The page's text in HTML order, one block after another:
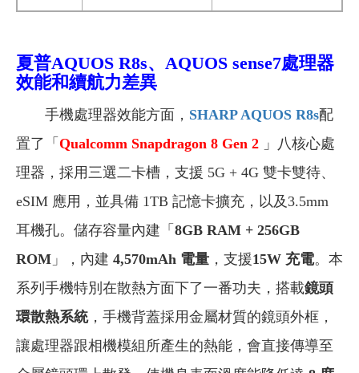
夏普AQUOS R8s、AQUOS sense7處理器
效能和續航力差異
手機處理器效能方面， SHARP AQUOS R8s配
置了「 Qualcomm Snapdragon 8 Gen 2 」八核心處
理器，採用三選二卡槽，支援 5G + 4G 雙卡雙待、
eSIM 應用，並具備 1TB 記憶卡擴充，以及3.5mm
耳機孔。儲存容量內建「 8GB RAM + 256GB
ROM 」，內建 4,570mAh 電量 ，支援15W 充電。本
系列手機特別在散熱方面下了一番功夫，搭載鏡頭
環散熱系統，手機背蓋採用金屬材質的鏡頭外框，
讓處理器跟相機模組所產生的熱能，會直接傳導至